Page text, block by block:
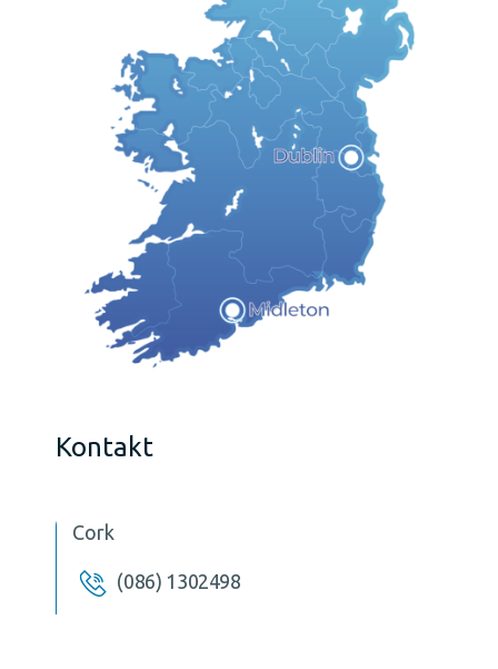
Kontakt
Cork
(086) 1302498